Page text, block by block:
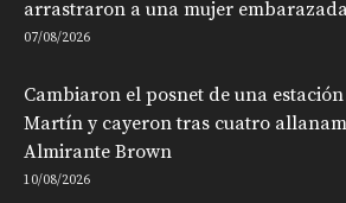
arrastraron a una mujer
07/08/2026
Cambiaron el posnet de una
Martín y cayeron tras cuatro
Almirante Brown
10/08/2026